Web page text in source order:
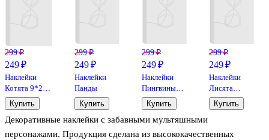
Декоративные наклейки с забавными мультяшными
персонажами. Продукция сделана из высококачественных
299 ₽
249 ₽
Наклейки
Котята 9*20,5
(PVC)
Купить
299 ₽
249 ₽
Наклейки
Панды
Купить
299 ₽
249 ₽
Наклейки
Пингвины
9*20,5 (PVC)
Купить
299 ₽
249 ₽
Наклейки
Лисята
9*20,5 (PVC)
Купить